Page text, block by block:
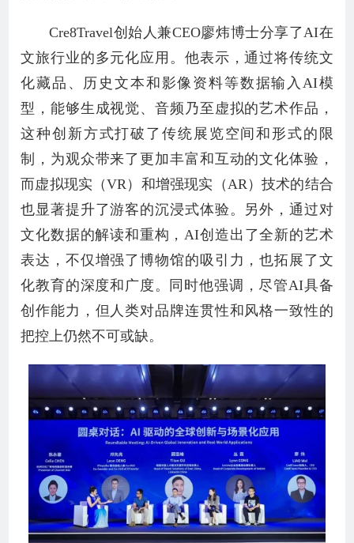
Cre8Travel创始人兼CEO廖炜博士分享了AI在
文旅行业的多元化应用。他表示，通过将传统文
化藏品、历史文本和影像资料等数据输入AI模
型，能够生成视觉、音频乃至虚拟的艺术作品，
这种创新方式打破了传统展览空间和形式的限
制，为观众带来了更加丰富和互动的文化体验，
而虚拟现实（VR）和增强现实（AR）技术的结合
也显著提升了游客的沉浸式体验。另外，通过对
文化数据的解读和重构，AI创造出了全新的艺术
表达，不仅增强了博物馆的吸引力，也拓展了文
化教育的深度和广度。同时他强调，尽管AI具备
创作能力，但人类对品牌连贯性和风格一致性的
把控上仍然不可或缺。